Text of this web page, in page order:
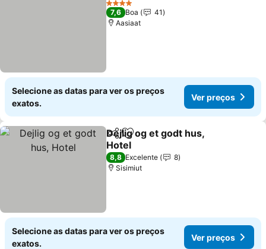
4 Estrelas
7,6 Boa
41
Aasiaat
Selecione as datas para ver os preços
exatos.
Ver preços
PartilharAdicionar aos favoritos
Dejlig og et godt hus,
Hotel
Ver preços
8,8 Excelente
8
Sisimiut
Selecione as datas para ver os preços
exatos.
Ver preços